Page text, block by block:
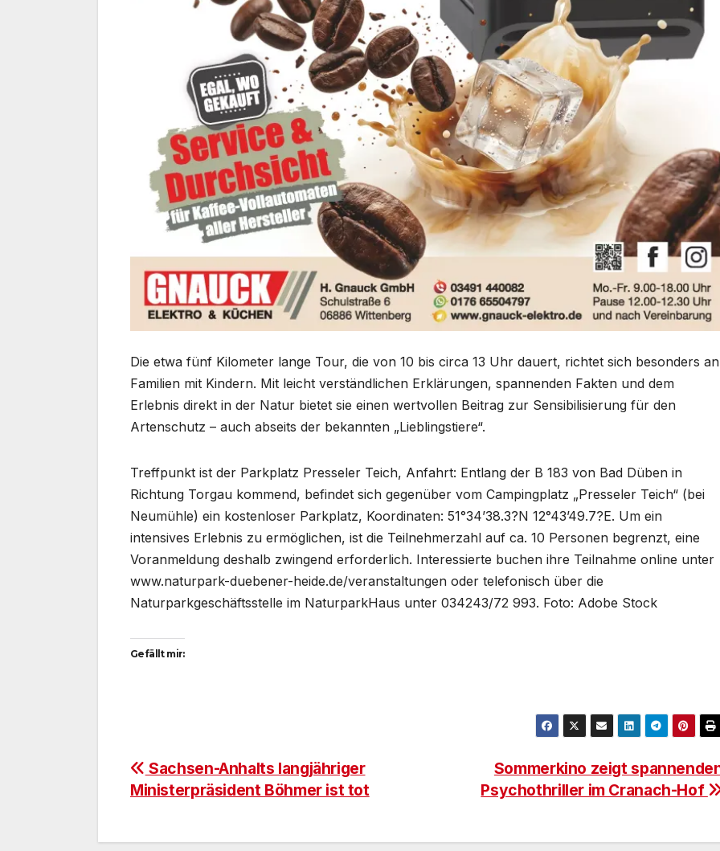
Die etwa fünf Kilometer lange Tour, die von 10 bis circa 13 Uhr dauert, richtet sich besonders an
Familien mit Kindern. Mit leicht verständlichen Erklärungen, spannenden Fakten und dem
Erlebnis direkt in der Natur bietet sie einen wertvollen Beitrag zur Sensibilisierung für den
Artenschutz – auch abseits der bekannten „Lieblingstiere“.
Treffpunkt ist der Parkplatz Presseler Teich, Anfahrt: Entlang der B 183 von Bad Düben in
Richtung Torgau kommend, befindet sich gegenüber vom Campingplatz „Presseler Teich“ (bei
Neumühle) ein kostenloser Parkplatz, Koordinaten: 51°34’38.3?N 12°43’49.7?E. Um ein
intensives Erlebnis zu ermöglichen, ist die Teilnehmerzahl auf ca. 10 Personen begrenzt, eine
Voranmeldung deshalb zwingend erforderlich. Interessierte buchen ihre Teilnahme online unter
www.naturpark-duebener-heide.de/veranstaltungen oder telefonisch über die
Naturparkgeschäftsstelle im NaturparkHaus unter 034243/72 993. Foto: Adobe Stock
Gefällt mir:
Beitragsnavigation
Sommerkino zeigt
Psychothriller im Cranach-Hof
Sachsen-Anhalts langjähriger
Ministerpräsident Böhmer ist tot